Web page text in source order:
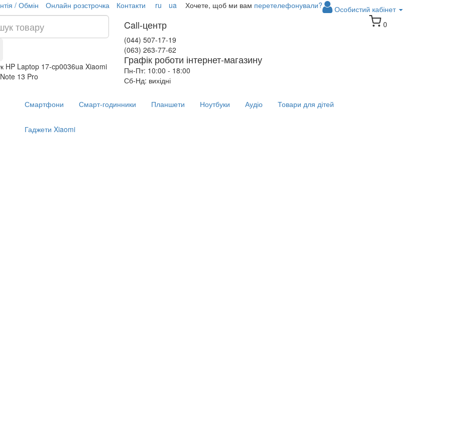
/ Обмін Онлайн розстрочка Контакти ru ua Особистий кабінет
Хочете, щоб ми вам перетелефонували?
HP Laptop 17-cp0036ua Xiaomi
13 Pro
Call-центр
(044) 507-17-19
(063) 263-77-62
Графік роботи інтернет-магазину
Пн-Пт: 10:00 - 18:00
Сб-Нд: вихідні
0
Смартфони Смарт-годинники Планшети Ноутбуки Аудіо Товари для дітей
Гаджети Xiaomi